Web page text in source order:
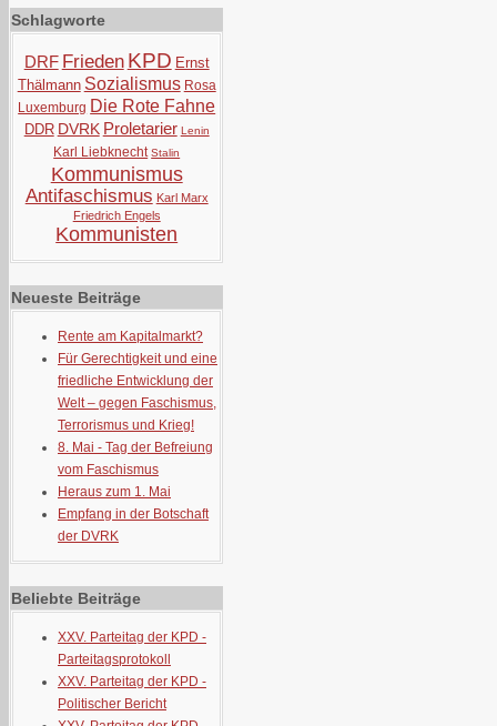
Schlagworte
DRF Frieden KPD Ernst
Thälmann Sozialismus Rosa
Luxemburg Die Rote Fahne
DDR DVRK Proletarier Lenin
Karl Liebknecht Stalin
Kommunismus
Antifaschismus Karl Marx
Friedrich Engels
Kommunisten
Neueste Beiträge
Rente am Kapitalmarkt?
Für Gerechtigkeit und eine
friedliche Entwicklung der
Welt – gegen Faschismus,
Terrorismus und Krieg!
8. Mai - Tag der Befreiung
vom Faschismus
Heraus zum 1. Mai
Empfang in der Botschaft
der DVRK
Beliebte Beiträge
XXV. Parteitag der KPD -
Parteitagsprotokoll
XXV. Parteitag der KPD -
Politischer Bericht